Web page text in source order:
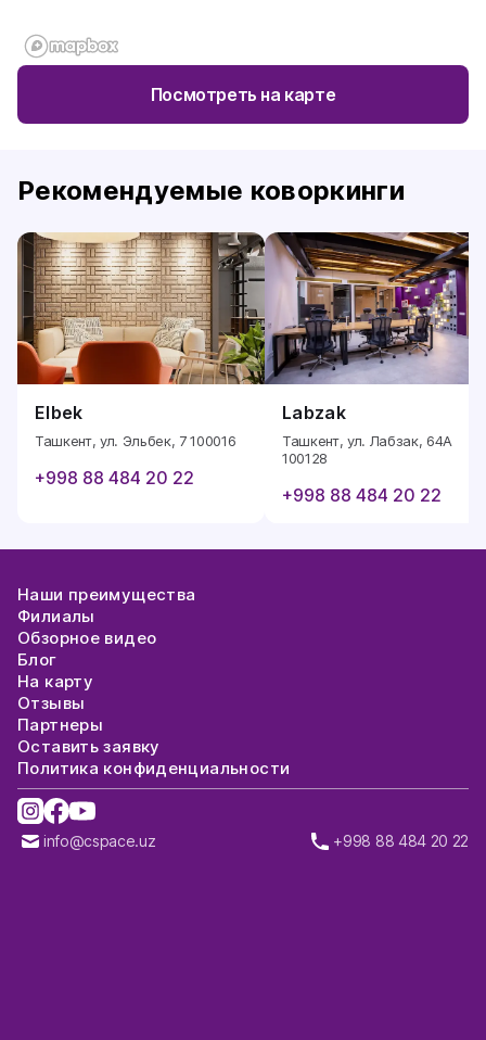
Посмотреть на карте
Рекомендуемые коворкинги
Elbek
Ташкент, ул. Эльбек, 7 100016
+998 88 484 20 22
Labzak
Ташкент, ул. Лабзак, 64А
100128
+998 88 484 20 22
Наши преимущества
Филиалы
Обзорное видео
Блог
На карту
Отзывы
Партнеры
Оставить заявку
Политика конфиденциальности
info@cspace.uz +998 88 484 20 22